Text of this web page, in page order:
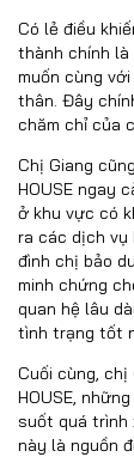
Có lẻ điều
thành chính là
muốn cùng
thân. Đây
chăm chỉ của
Chị Giang
HOUSE ngay
ở khu vực có
ra các dịch vụ
đình chị bảo
minh chứng
quan hệ lâu
tình trạng tốt
Cuối cùng,
HOUSE,
suốt quá trình
này là nguồn